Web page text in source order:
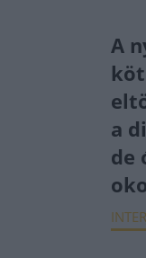
A
a
de